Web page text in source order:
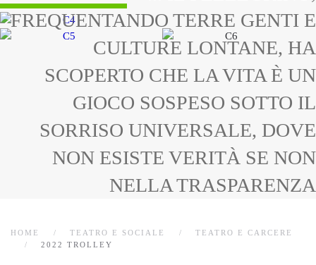
FREQUENTANDO TERRE GENTI E
CULTURE LONTANE, HA
SCOPERTO CHE LA VITA È UN
GIOCO SOSPESO SOTTO IL
SORRISO UNIVERSALE, DOVE
NON ESISTE VERITÀ SE NON
NELLA TRASPARENZA
HOME TEATRO E SOCIALE
TEATRO E CARCERE
2022 TROLLEY